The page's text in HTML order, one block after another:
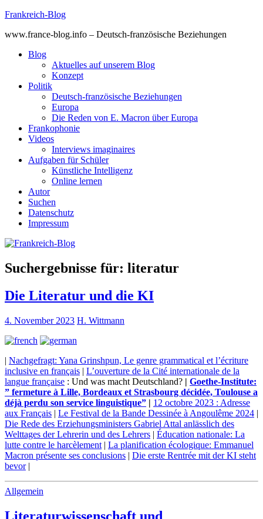
Skip
content
Frankreich-Blog
www.france-blog.info – Deutsch-französische Beziehungen
Blog
Aktuelles auf unserem Blog
Konzept
Politik
Deutsch-französische Beziehungen
Europa
Die Reden von E. Macron über Europa
Frankophonie
Videos
Interviews imaginaires
Aufgaben für Schüler
Künstliche Intelligenz
Online lernen
Autor
Suchen
Datenschutz
Impressum
Suchergebnisse für: literatur
Die Literatur und die KI
4. November 2023 H. Wittmann
| Nachgefragt: Yana Grinshpun, Le genre grammatical et l’écriture
inclusive en français | L’ouverture de la Cité internationale de la
langue française : Und was macht Deutschland? | Goethe-Institute:
” fermeture à Lille, Bordeaux et Strasbourg décidée, Toulouse a
déjà perdu son service linguistique” | 12 octobre 2023 : Adresse
aux Français | Le Festival de la Bande Dessinée à Angoulême 2024 |
Die Rede des Erziehungsministers Gabriel Attal anlässlich des
Welttages der Lehrerin und des Lehrers | Éducation nationale: La
lutte contre le harcèlement | La planification écologique: Emmanuel
Macron présente ses conclusions | Die erste Rentrée mit der KI steht
bevor|
Allgemein
Literaturwissenschaft und